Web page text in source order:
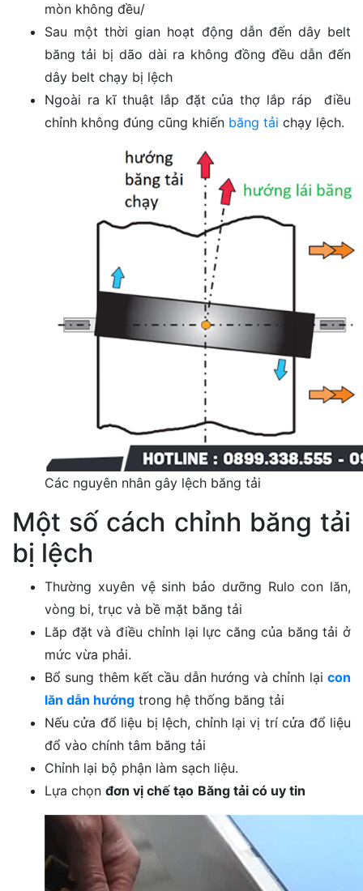
mòn không đều/
Sau một thời gian hoạt động dẫn đến dây belt
băng tải bị dão dài ra không đồng đều dẫn đến
dây belt chạy bị lệch
Ngoài ra kĩ thuật lắp đặt của thợ lắp ráp điều
chỉnh không đúng cũng khiến băng tải chạy lệch.
Các nguyên nhân gây lệch băng tải
Một số cách chỉnh băng tải
bị lệch
Thường xuyên vệ sinh bảo dưỡng Rulo con lăn,
vòng bi, trục và bề mặt băng tải
Lăp đặt và điều chỉnh lại lực căng của băng tải ở
mức vừa phải.
Bổ sung thêm kết cầu dẫn hướng và chỉnh lại con
lăn dẫn hướng trong hệ thống băng tải
Nếu cửa đổ liệu bị lệch, chỉnh lại vị trí cửa đổ liệu
đổ vào chính tâm băng tải
Chỉnh lại bộ phận làm sạch liệu.
Lựa chọn đơn vị chế tạo Băng tải có uy tin